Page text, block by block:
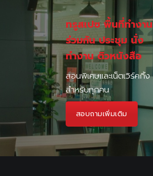
ทรูสเปซ พื้นที่ทำงาน
ร่วมกัน ประชุม นั่ง
ทำงาน ติวหนังสือ
สอนพิเศษและเน็ตเวิร์คกิ้ง
สำหรับทุกคน
สอบถามเพิ่มเติม